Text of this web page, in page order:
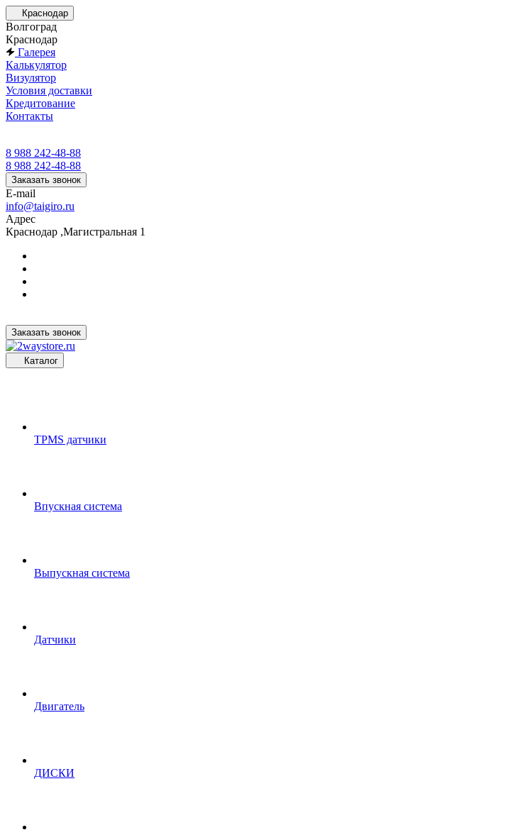
Краснодар
Волгоград
Краснодар
Галерея
Калькулятор
Визулятор
Условия доставки
Кредитование
Контакты
8 988 242-48-88
8 988 242-48-88
Заказать звонок
E-mail
info@taigiro.ru
Адрес
Краснодар ,Магистральная 1
Заказать звонок
Каталог
TPMS датчики
Впускная система
Выпускная система
Датчики
Двигатель
ДИСКИ